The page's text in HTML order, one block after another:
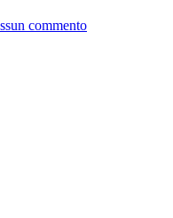
commento